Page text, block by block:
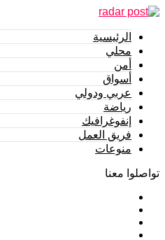
الرئيسية
محلي
أمن
أسواق
عربي ودولي
رياضة
إنفوغرافيك
فريق العمل
منوعات
تواصلوا معنا